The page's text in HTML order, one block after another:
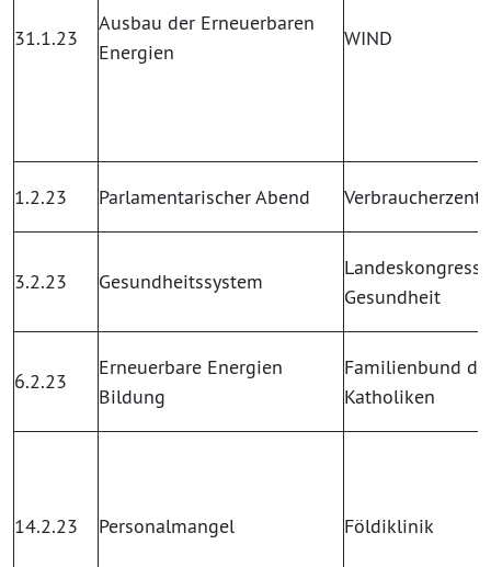
31.1.23
Ausbau der Erneuerbaren
Energien
WIND
1.2.23 Parlamentarischer Abend
3.2.23 Gesundheitssystem
Landeskongress
Gesundheit
6.2.23
Erneuerbare Energien
Bildung
Familienbund
Katholiken
14.2.23 Personalmangel Földiklinik